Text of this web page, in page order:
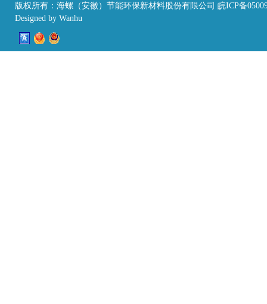
版权所有：海螺（安徽）节能环保新材料股份有限公司 皖ICP备
Designed by Wanhu